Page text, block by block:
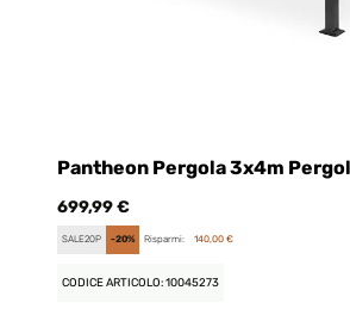
Pantheon Pergola 3x4m
699,99 €
SALE20P -20% Risparmi: 140,00 €
CODICE ARTICOLO: 10045273